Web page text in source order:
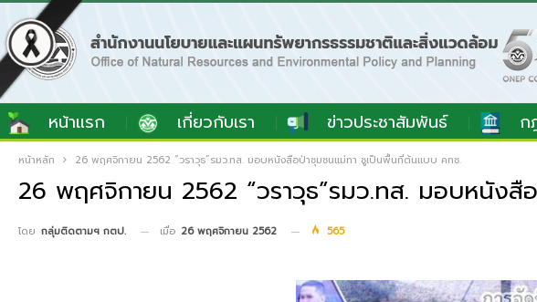
หน้าแรก เกี่ยวกับเรา ข่าวประชาสัมพันธ์ ก
หน้าหลัก 26 พฤศจิกายน 2562 “วราวุธ”รมว.ทส. มอบหนังสือป่าชุมชนแม่ทา ชูเป็นพื้นที่ต้นแบบ คทช.
26 พฤศจิกายน 2562 “วราวุธ”รมว.ทส. มอบหนัง
โดย กลุ่มติดตามฯ กตป. เมื่อ 26 พฤศจิกายน 2562 565